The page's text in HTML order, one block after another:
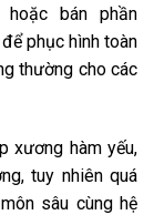
bán phần
phục hình toàn
thường cho các
xương hàm yếu,
tuy nhiên quá
sâu cùng hệ